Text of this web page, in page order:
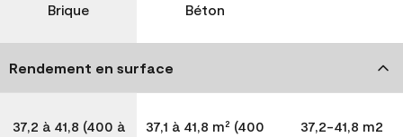
Brique
Béton
Rendement en surface
37,2 à 41,8 (400 à
37,1 à 41,8 m² (400
37,2-41,8 m2